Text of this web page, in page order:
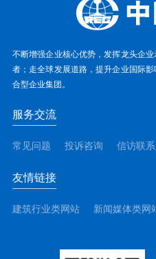
不断增强企业核心优势，发挥龙头企
者；走全球发展道路，提升企业国际
合型企业集团。
服务交流
常见问题 投诉咨询 信访联系
友情链接
建筑行业类网站 新闻媒体类网